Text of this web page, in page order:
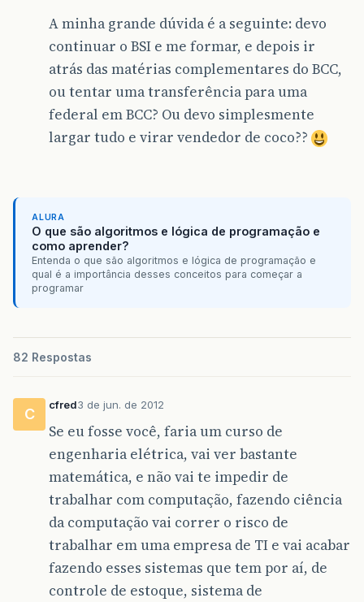
A minha grande dúvida é a seguinte: devo
continuar o BSI e me formar, e depois ir
atrás das matérias complementares do BCC,
ou tentar uma transferência para uma
federal em BCC? Ou devo simplesmente
largar tudo e virar vendedor de coco??
ALURA
O que são algoritmos e lógica de programação e
como aprender?
Entenda o que são algoritmos e lógica de programação e
qual é a importância desses conceitos para começar a
programar
82 Respostas
C
cfred3 de jun. de 2012
Se eu fosse você, faria um curso de
engenharia elétrica, vai ver bastante
matemática, e não vai te impedir de
trabalhar com computação, fazendo ciência
da computação vai correr o risco de
trabalhar em uma empresa de TI e vai acabar
fazendo esses sistemas que tem por aí, de
controle de estoque, sistema de